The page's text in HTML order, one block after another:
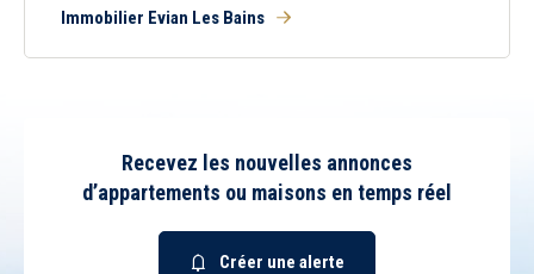
Immobilier Evian Les Bains
Recevez les nouvelles annonces
d’appartements ou maisons en temps réel
Créer une alerte